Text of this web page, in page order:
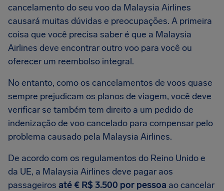
cancelamento do seu voo da Malaysia Airlines
causará muitas dúvidas e preocupações. A primeira
coisa que você precisa saber é que a Malaysia
Airlines deve encontrar outro voo para você ou
oferecer um reembolso integral.
No entanto, como os cancelamentos de voos quase
sempre prejudicam os planos de viagem, você deve
verificar se também tem direito a um pedido de
indenização de voo cancelado para compensar pelo
problema causado pela Malaysia Airlines.
De acordo com os regulamentos do Reino Unido e
da UE, a Malaysia Airlines deve pagar aos
passageiros até € R$ 3.500 por pessoa ao cancelar